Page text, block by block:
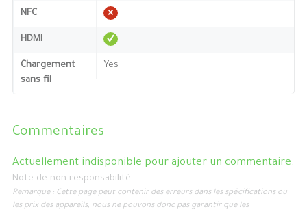
NFC
HDMI
Chargement
sans fil
Yes
Commentaires
Actuellement indisponible pour ajouter un commentaire.
Note de non-responsabilité
Remarque : Cette page peut contenir des erreurs dans les spécifications ou
les prix des appareils, nous ne pouvons donc pas garantir que les